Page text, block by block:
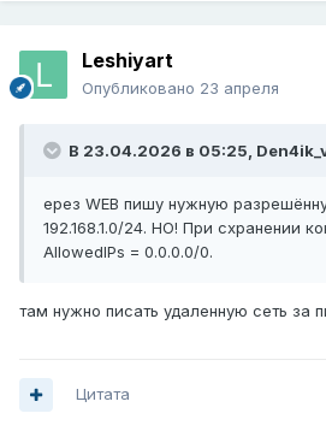
Leshiyart
Опубликовано 23 апреля
В 23.04.2026 в 05:25,
ерез WEB пишу нужную
192.168.1.0/24. НО! При схранении
AllowedIPs = 0.0.0.0/0.
там нужно писать удаленную сеть за
Цитата